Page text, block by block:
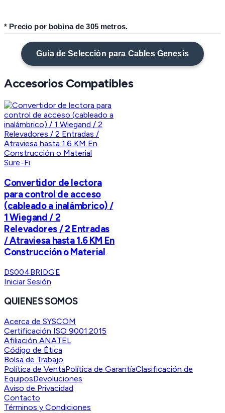
* Precio por bobina de 305 metros.
Guía de Selección para Cables Genesis
Accesorios Compatibles
Sure-Fi
Convertidor de lectora
para control de acceso
(cableado a inalámbrico) /
1 Wiegand / 2
Relevadores / 2 Entradas
/ Atraviesa hasta 1.6 KM En
Construcción o Material
DS004BRIDGE
Iniciar Sesión
QUIENES SOMOS
Acerca de SYSCOM
Certificación ISO 9001:2015
Afiliación ANATEL
Código de Ética
Bolsa de Trabajo
Política de VentaPolítica de GarantíaClasificación de
EquiposDevoluciones
Aviso de Privacidad
Contacto
Términos y Condiciones